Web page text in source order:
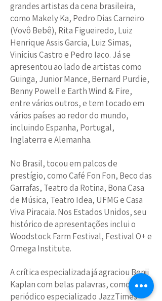
grandes artistas da cena brasileira,
como Makely Ka, Pedro Dias Carneiro
(Vovô Bebê), Rita Figueiredo, Luiz
Henrique Assis Garcia, Luiz Simas,
Vinicius Castro e Pedro Iaco. Já se
apresentou ao lado de artistas como
Guinga, Junior Mance, Bernard Purdie,
Benny Powell e Earth Wind & Fire,
entre vários outros, e tem tocado em
vários países ao redor do mundo,
incluindo Espanha, Portugal,
Inglaterra e Alemanha.
No Brasil, tocou em palcos de
prestígio, como Café Fon Fon, Beco das
Garrafas, Teatro da Rotina, Bona Casa
de Música, Teatro Idea, UFMG e Casa
Viva Piracaia. Nos Estados Unidos, seu
histórico de apresentações inclui o
Woodstock Farm Festival, Festival O+ e
Omega Institute.
A crítica especializada já agraciou Benji
Kaplan com belas palavras, como o
periódico especializado JazzTimes